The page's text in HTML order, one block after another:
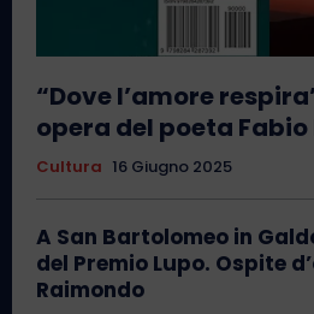
“Dove l’amore
opera del poeta
Cultura 16 Giugno 2025
A San Bartolomeo in
del Premio Lupo. Ospite
Raimondo